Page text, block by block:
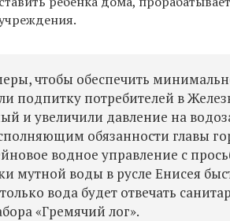
чтобы обеспечить
подпитку потребителей в
и увеличили давление на
обязанности главы
водное управление с
мутной воды в русле Енисея
вода будет отвечать
«Гремячий лог».